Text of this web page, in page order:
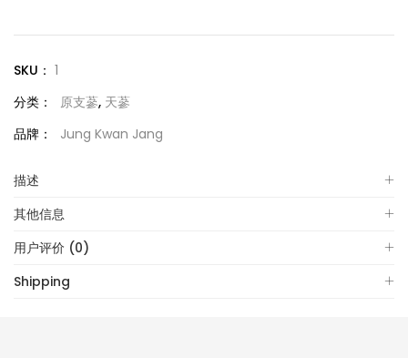
SKU： 1
分类：
原支蔘, 天蔘
品牌：
Jung Kwan Jang
描述
其他信息
用户评价 (0)
Shipping